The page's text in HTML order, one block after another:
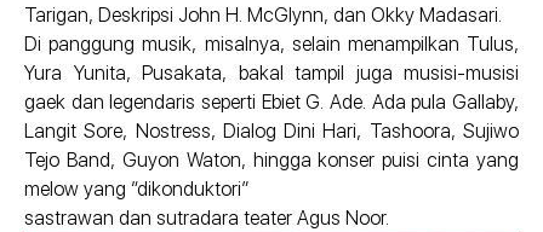
Tarigan, Deskripsi John H. McGlynn, dan Okky Madasari.
Di panggung musik, misalnya, selain menampilkan Tulus,
Yura Yunita, Pusakata, bakal tampil juga musisi-musisi
gaek dan legendaris seperti Ebiet G. Ade. Ada pula Gallaby,
Langit Sore, Nostress, Dialog Dini Hari, Tashoora, Sujiwo
Tejo Band, Guyon Waton, hingga konser puisi cinta yang
melow yang “dikonduktori”
sastrawan dan sutradara teater Agus Noor.